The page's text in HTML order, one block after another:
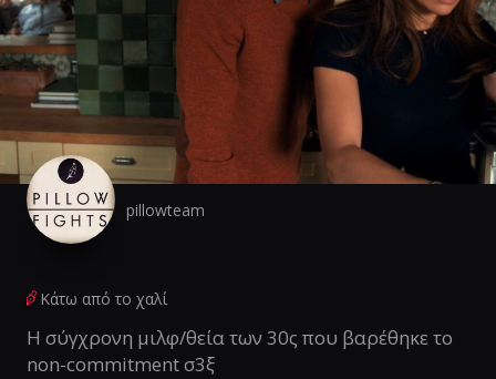
pillowteam
Κάτω από το χαλί
Η σύγχρονη μιλφ/θεία των 30ς που βαρέθηκε το
non-commitment σ3ξ